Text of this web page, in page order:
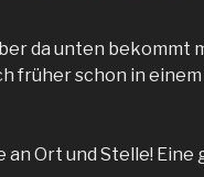
da unten bekommt
früher schon in einem
Ort und Stelle! Eine